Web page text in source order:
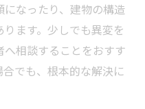
なったり、建物の構造
ます。少しでも異変を
相談することをおすす
でも、根本的な解決に